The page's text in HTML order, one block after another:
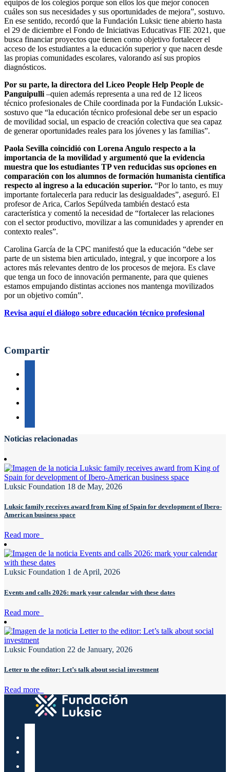
equipos de los colegios porque son ellos los que mejor conocen
cuáles son sus necesidades y sus oportunidades de mejora”, sostuvo.
En ese sentido, recordó que la Fundación Luksic tiene abierto hasta
el 29 de diciembre el Fondo de Iniciativas Educativas FIE 2021, que
busca financiar proyectos que tienen como objetivo fortalecer el
acceso de los estudiantes a la educación superior y que nacen desde
las propias comunidades escolares, valorando así sus propios
diagnósticos.
Por su parte, la directora del Liceo People Help People de
Panguipulli –quien además representa a una red de 12 liceos
técnico profesionales de Chile coordinada por la Fundación Luksic-
sostuvo que “la educación técnico profesional debe ser un espacio
de movilidad social, un espacio de creación colectiva que sea capaz
de generar oportunidades reales para los jóvenes y las familias”.
Paola Sevilla coincidió con Lorena Angulo respecto a la
importancia de la movilidad y argumentó que la evidencia
muestra que los estudiantes TP ven reducidas sus opciones en
comparación con los alumnos de formación humanista científica
respecto al ingreso a la educación superior. “Por lo tanto, es muy
importante fortalecerla para reducir las desigualdades”, aseguró. El
profesor de Arica, Carlos Sepúlveda también destacó esta
característica y comentó la necesidad de “fortalecer las relaciones
con el sector productivo, movilizar a las comunidades y aprender en
contexto reales”.
Carolina García de la CPC manifestó que la educación “debe ser
parte de un sistema bien articulado, integral, y que incorpore a los
actores más relevantes dentro de los procesos de mejora. Es clave
que tenga un foco de innovación permanente, para que quienes
estamos empujando distintas acciones nos mantenga movilizados
por un objetivo común”.
Revisa aquí el diálogo sobre educación técnico profesional
Compartir
Noticias relacionadas
Luksic Foundation 18 de May, 2026
Luksic family receives award from King of Spain for development of Ibero-
American business space
Read more
Luksic Foundation 1 de April, 2026
Events and calls 2026: mark your calendar with these dates
Read more
Luksic Foundation 22 de January, 2026
Letter to the editor: Let’s talk about social investment
Read more